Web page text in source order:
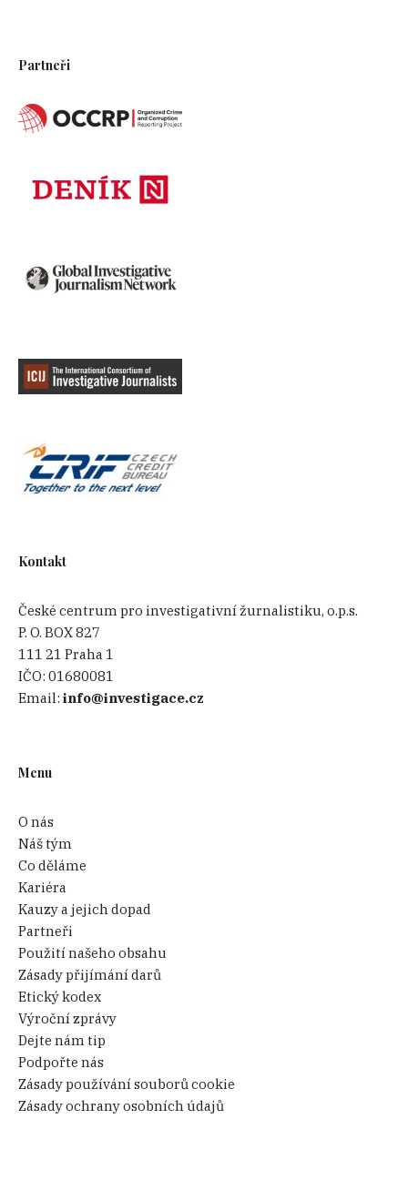
Partneři
Kontakt
České centrum pro investigativní žurnalistiku, o.p.s.
P. O. BOX 827
111 21 Praha 1
IČO:01680081
Email:info@investigace.cz
Menu
O nás
Náš tým
Co děláme
Kariéra
Kauzy a jejich dopad
Partneři
Použití našeho obsahu
Zásady přijímání darů
Etický kodex
Výroční zprávy
Dejte nám tip
Podpořte nás
Zásady používání souborů cookie
Zásady ochrany osobních údajů